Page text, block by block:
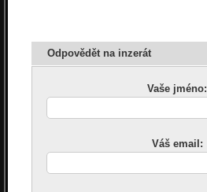
Odpovědět na inzerát
Vaše jméno:
Váš email: